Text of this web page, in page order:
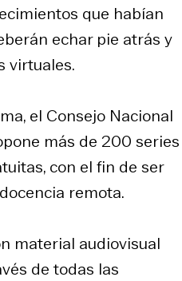
que habían
echar pie atrás y
virtuales.
el Consejo Nacional
más de 200 series
con el fin de ser
remota.
material audiovisual
de todas las